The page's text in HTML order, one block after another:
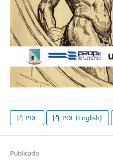
PDF PDF (English)
Publicado